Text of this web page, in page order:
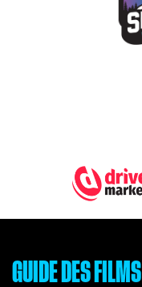
GUIDE DES FILMS